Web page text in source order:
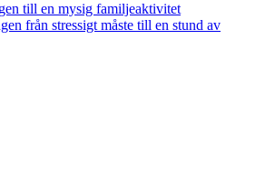
till en mysig familjeaktivitet
från stressigt måste till en stund av